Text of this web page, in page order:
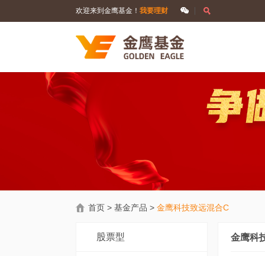
欢迎来到金鹰基金！ 我要理财
首页 > 基金产品 > 金鹰科技致远混合C
股票型 金鹰科